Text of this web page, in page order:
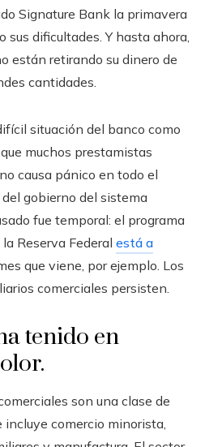
Signature Bank la primavera
sus dificultades. Y hasta ahora,
están retirando su dinero de
cantidades.
situación del banco como
muchos prestamistas
causa pánico en todo el
gobierno del sistema
fue temporal: el programa
Reserva Federal está a
que viene, por ejemplo. Los
comerciales persisten.
tenido en
son una clase de
comercio minorista,